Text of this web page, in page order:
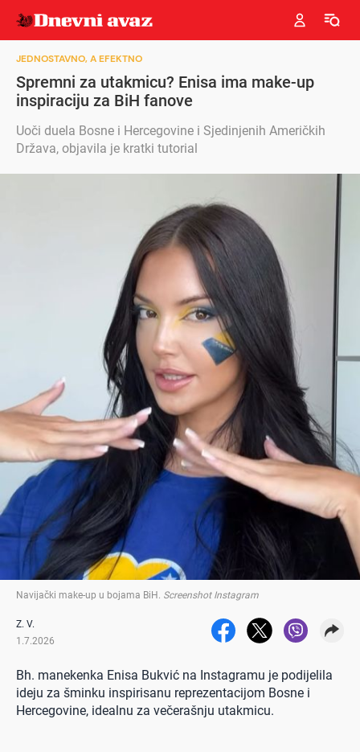
JEDNOSTAVNO, A EFEKTNO
Spremni za utakmicu? Enisa ima make-up
inspiraciju za BiH fanove
Uoči duela Bosne i Hercegovine i Sjedinjenih Američkih
Država, objavila je kratki tutorial
Navijački make-up u bojama BiH . Screenshot Instagram
Z. V.
1.7.2026
Bh. manekenka Enisa Bukvić na Instagramu je podijelila
ideju za šminku inspirisanu reprezentacijom Bosne i
Hercegovine, idealnu za večerašnju utakmicu.